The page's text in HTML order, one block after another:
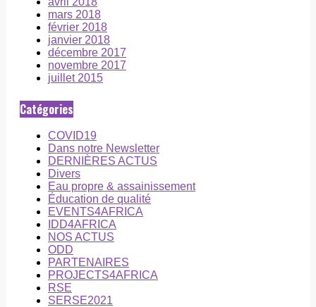
mars 2018
février 2018
janvier 2018
décembre 2017
novembre 2017
juillet 2015
Catégories
COVID19
Dans notre Newsletter
DERNIÈRES ACTUS
Divers
Eau propre & assainissement
Éducation de qualité
EVENTS4AFRICA
IDD4AFRICA
NOS ACTUS
ODD
PARTENAIRES
PROJECTS4AFRICA
RSE
SERSE2021